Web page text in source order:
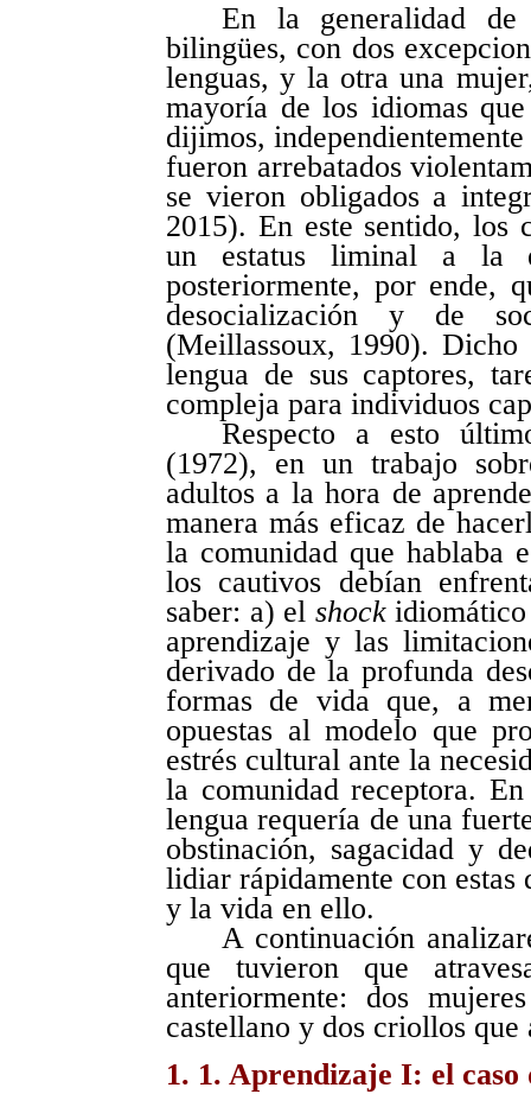
En la generalidad de
bilingües, con dos
lenguas, y la otra una
mayoría de los idiomas
dijimos,
fueron arrebatados
se vieron obligados a
2015). En este sentido, los
un estatus liminal a la
posteriormente, por ende,
desocialización y de
(Meillassoux, 1990).
lengua de sus captores,
compleja para individuos
Respecto a esto
(1972), en un trabajo
adultos a la hora de
manera más eficaz de
la comunidad que hablaba
los cautivos debían
saber: a) el shockidiomático
aprendizaje y las
derivado de la profunda
formas de vida que, a
opuestas al modelo que
estrés cultural ante la
la comunidad receptora.
lengua requería de una
obstinación, sagacidad y
lidiar rápidamente con
y la vida en ello.
A continuación
que tuvieron que
anteriormente: dos
castellano y dos criollos
1. 1. Aprendizaje I: el caso